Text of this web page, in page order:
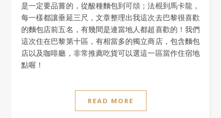
是一定要品嘗的，從酸種麵包到可頌；法棍到馬卡龍，
每一樣都讓垂延三尺，文章整理出我這次去巴黎很喜歡
的麵包店前五名，有幾間是連當地人都超喜歡的！我們
這次住在巴黎第十區，有相當多的獨立商店，包含麵包
店以及咖啡廳，非常推薦吃貨可以選這一區當作住宿地
點喔！
READ MORE